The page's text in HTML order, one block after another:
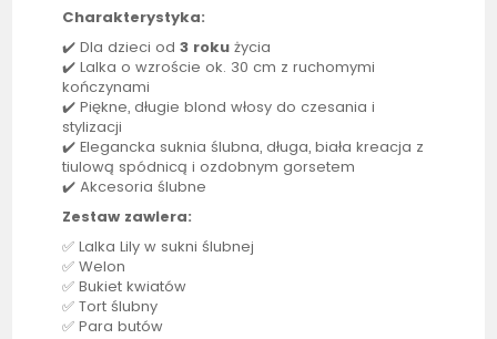
Charakterystyka:
✔️ Dla dzieci od3 roku życia
✔️Lalka o wzroście ok. 30 cm z ruchomymi
kończynami
✔️ Piękne, długie blond włosy do czesania i
stylizacji
✔️ Elegancka suknia ślubna, długa, biała kreacja z
tiulową spódnicą i ozdobnym gorsetem
✔️ Akcesoria ślubne
Zestaw zawiera:
✅Lalka Lily w sukni ślubnej
✅ Welon
✅ Bukiet kwiatów
✅ Tort ślubny
✅ Para butów